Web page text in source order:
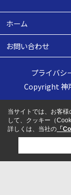
ホーム
お問い合わせ
プライバシ
Copyright 神
当サイトでは、お客
して、クッキー（
詳しくは、当社の 「